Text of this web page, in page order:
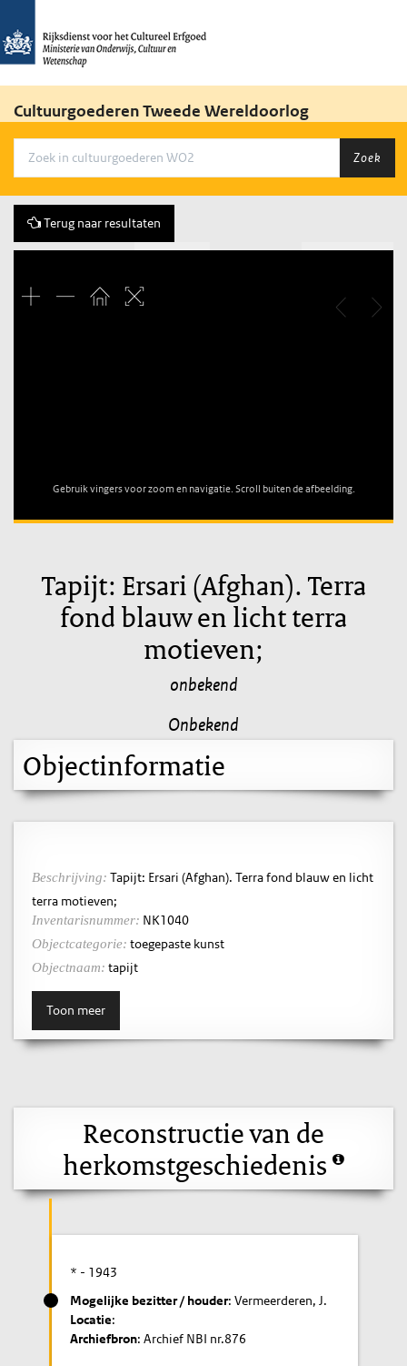
Cultuurgoederen Tweede Wereldoorlog
Zoek
Terug naar resultaten
Gebruik vingers voor zoom en navigatie. Scroll buiten de afbeelding.
Tapijt: Ersari (Afghan). Terra
fond blauw en licht terra
motieven;
onbekend
Onbekend
Objectinformatie
Beschrijving: Tapijt: Ersari (Afghan). Terra fond blauw en licht
terra motieven;
Inventarisnummer: NK1040
Objectcategorie: toegepaste kunst
Objectnaam: tapijt
Toon meer
Reconstructie van de
herkomstgeschiedenis
* - 1943
Mogelijke bezitter / houder: Vermeerderen, J.
Locatie:
Archiefbron: Archief NBI nr.876